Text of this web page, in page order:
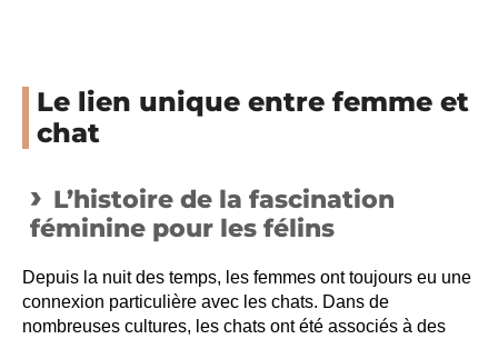
Le lien unique entre femme et
chat
L’histoire de la fascination
féminine pour les félins
Depuis la nuit des temps, les femmes ont toujours eu une
connexion particulière avec les chats. Dans de
nombreuses cultures, les chats ont été associés à des